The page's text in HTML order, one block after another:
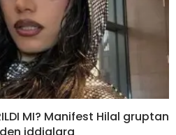
MI? Manifest Hilal gruptan